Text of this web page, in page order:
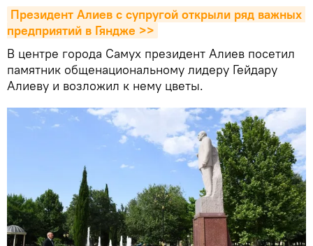
Президент Алиев с супругой открыли ряд важных
предприятий в Гяндже >>
В центре города Самух президент Алиев посетил
памятник общенациональному лидеру Гейдару
Алиеву и возложил к нему цветы.